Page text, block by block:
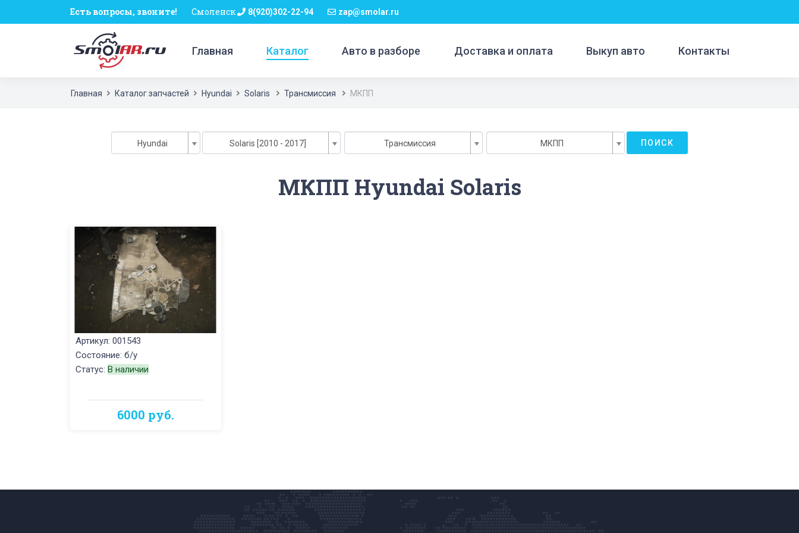
Есть вопросы, звоните! Смоленск 8(920)302-22-94 zap@smolar.ru
Главная Каталог Авто в разборе Доставка и оплата Выкуп авто Контакты
Главная Каталог запчастей Hyundai Solaris Трансмиссия МКПП
Hyundai Solaris [2010 - 2017] Трансмиссия МКПП ПОИСК
МКПП Hyundai Solaris
Артикул: 001543
Состояние: б/у
Статус: В наличии
6000 руб.